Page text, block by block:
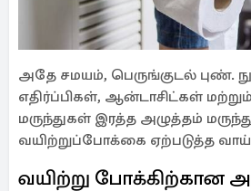
அதே சமயம், பெருங்குடல் புண்.
எதிர்ப்பிகள், ஆன்டாசிட்கள்
மருந்துகள் இரத்த அழுத்தம்
வயிற்றுப்போக்கை ஏற்படுத்த
வயிற்று போக்கிற்கான